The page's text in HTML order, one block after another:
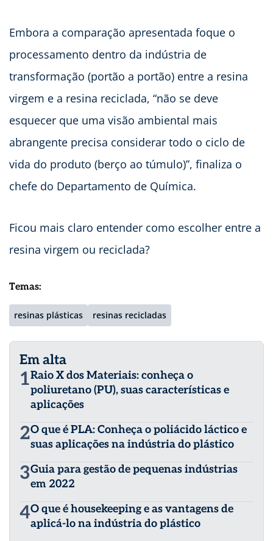
Embora a comparação apresentada foque o
processamento dentro da indústria de
transformação (portão a portão) entre a resina
virgem e a resina reciclada, “não se deve
esquecer que uma visão ambiental mais
abrangente precisa considerar todo o ciclo de
vida do produto (berço ao túmulo)”, finaliza o
chefe do Departamento de Química.
Ficou mais claro entender como escolher entre a
resina virgem ou reciclada?
Temas:
resinas plásticas resinas recicladas
Em alta
1Raio X dos Materiais: conheça o
poliuretano (PU), suas características e
aplicações
2O que é PLA: Conheça o poliácido láctico e
suas aplicações na indústria do plástico
3Guia para gestão de pequenas indústrias
em 2022
4O que é housekeeping e as vantagens de
aplicá-lo na indústria do plástico